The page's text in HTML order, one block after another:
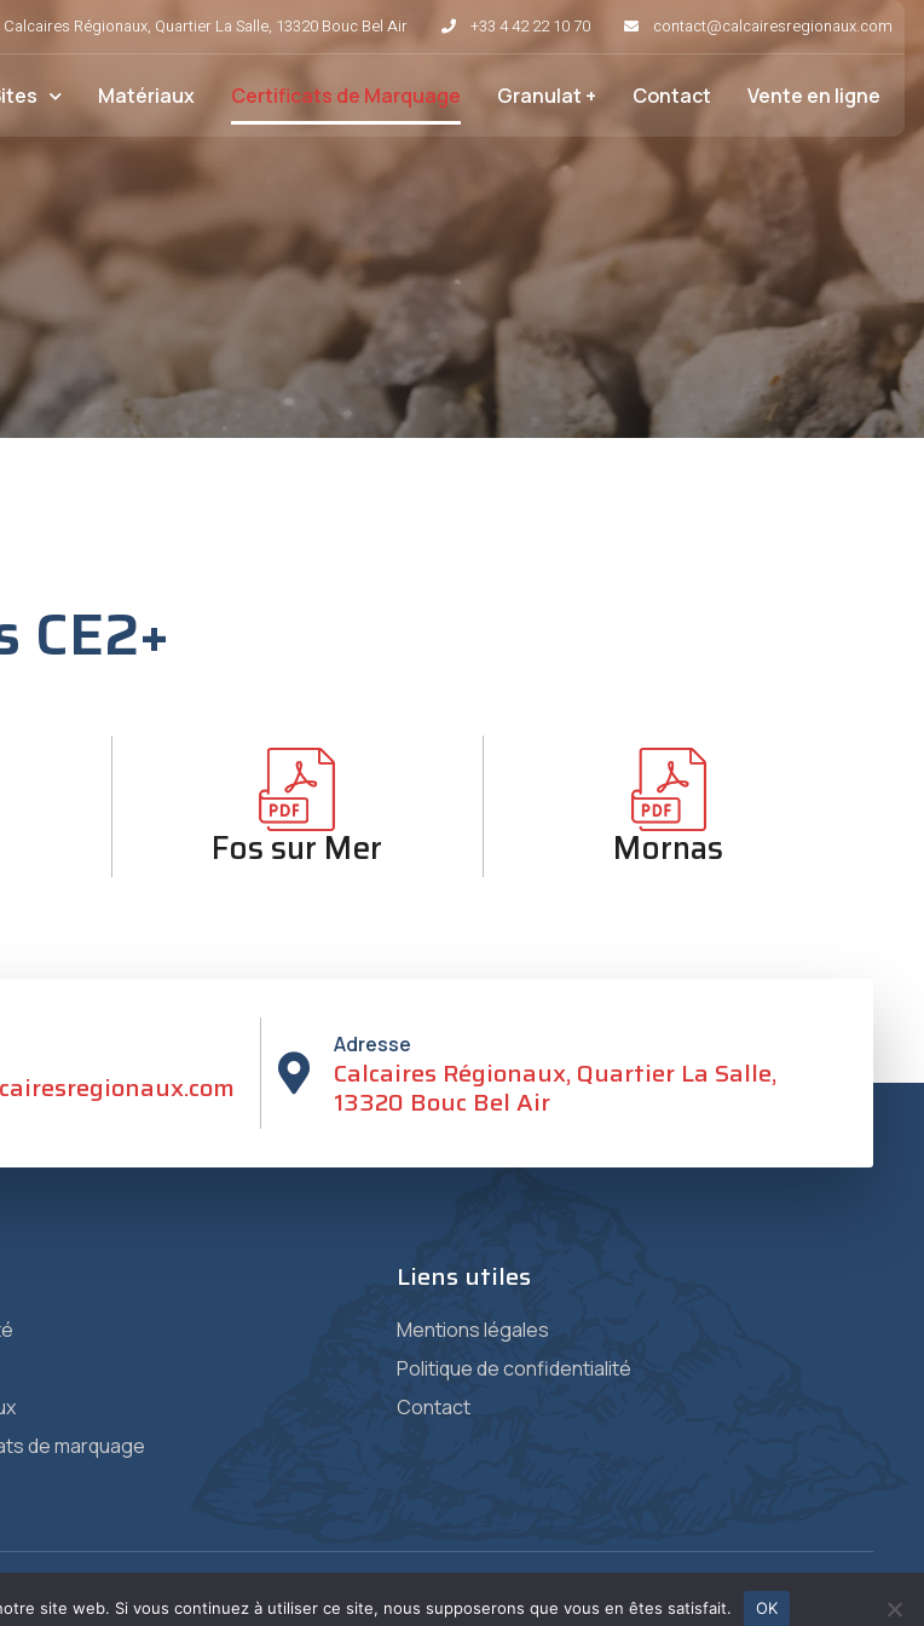
Calcaires Régionaux, Quartier La Salle, 13320 Bouc Bel Air +33 4 42 22 10 70 contact@calcairesregionaux.com
Matériaux Certificats de Marquage Granulat + Contact Vente en ligne
Fos sur Mer Mornas
Adresse
Calcaires Régionaux, Quartier La Salle,
13320 Bouc Bel Air
de marquage
Liens utiles
Mentions légales
Politique de confidentialité
Contact
site web. Si vous continuez à utiliser ce site, nous supposerons que vous en êtes satisfait. OK